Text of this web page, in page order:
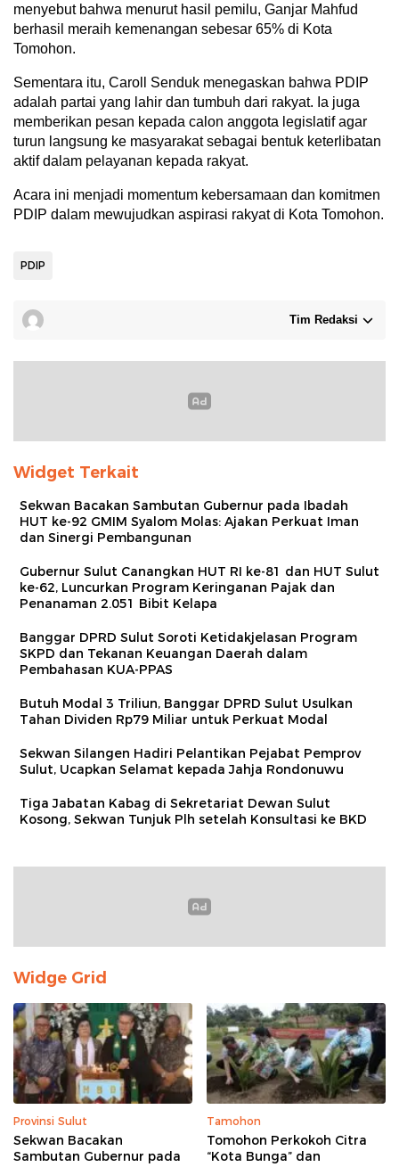
menyebut bahwa menurut hasil pemilu, Ganjar Mahfud
berhasil meraih kemenangan sebesar 65% di Kota
Tomohon.
Sementara itu, Caroll Senduk menegaskan bahwa PDIP
adalah partai yang lahir dan tumbuh dari rakyat. Ia juga
memberikan pesan kepada calon anggota legislatif agar
turun langsung ke masyarakat sebagai bentuk keterlibatan
aktif dalam pelayanan kepada rakyat.
Acara ini menjadi momentum kebersamaan dan komitmen
PDIP dalam mewujudkan aspirasi rakyat di Kota Tomohon.
PDIP
Tim Redaksi
Widget Terkait
Sekwan Bacakan Sambutan Gubernur pada Ibadah
HUT ke-92 GMIM Syalom Molas: Ajakan Perkuat Iman
dan Sinergi Pembangunan
Gubernur Sulut Canangkan HUT RI ke-81 dan HUT Sulut
ke-62, Luncurkan Program Keringanan Pajak dan
Penanaman 2.051 Bibit Kelapa
Banggar DPRD Sulut Soroti Ketidakjelasan Program
SKPD dan Tekanan Keuangan Daerah dalam
Pembahasan KUA-PPAS
Butuh Modal 3 Triliun, Banggar DPRD Sulut Usulkan
Tahan Dividen Rp79 Miliar untuk Perkuat Modal
Sekwan Silangen Hadiri Pelantikan Pejabat Pemprov
Sulut, Ucapkan Selamat kepada Jahja Rondonuwu
Tiga Jabatan Kabag di Sekretariat Dewan Sulut
Kosong, Sekwan Tunjuk Plh setelah Konsultasi ke BKD
Widge Grid
Provinsi Sulut
Sekwan Bacakan
Sambutan Gubernur pada
Tamohon
Tomohon Perkokoh Citra
“Kota Bunga” dan